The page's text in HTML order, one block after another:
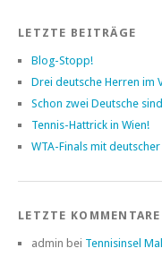
LETZTE BEITRÄGE
Blog-Stopp!
Drei deutsche Herren im
Schon zwei Deutsche
Tennis-Hattrick in Wien!
WTA-Finals mit
LETZTE KOMMENTARE
admin bei Tennisinsel